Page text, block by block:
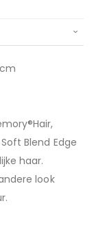
Blend Edge
haar.
look